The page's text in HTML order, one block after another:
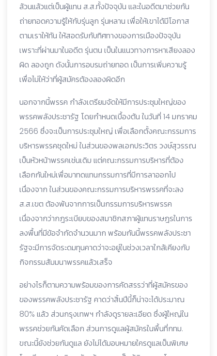
ล้วนแล้วแต่เป็นผู้แทน ส.ส.ทั้งปัจจุบัน และในอดีตมาช่วยกัน
ถ่ายทอดความรู้ให้กับรุ่นลูก รุ่นหลาน เพื่อให้เขาได้มีโอกาส
ตามเราให้ทัน ให้สอดรับกับทิศทางของการเมืองปัจจุบัน
เพราะที่ผ่านมาในอดีต รุ่นตน เป็นในแนวทางการหาเสียงลอง
ผิด ลองถูก ดังนั้นการอบรมถ่ายทอด เป็นการเพิ่มความรู้
เพื่อไม่ให้ว่าที่ผู้สมัครต้องลองผิดอีก
นอกจากนี้พรรค กำลังเตรียมจัดให้มีการประชุมใหญ่ของ
พรรคพลังประชารัฐ โดยกำหนดเบื้องต้น ในวันที่ 14 มกราคม
2566 ซึ่งจะเป็นการประชุมใหญ่ เพื่อเลือกตั้งคณะกรรมการ
บริหารพรรคชุดใหม่ ในส่วนของพลเอกประวิตร วงษ์สุวรรณ
เป็นหัวหน้าพรรคเช่นเดิม แต่คณะกรรมการบริหารที่ต้อง
เลือกกันใหม่เพื่อมาทดแทนกรรมการที่มีการลาออกไป
เนื่องจาก ในส่วนของคณะกรรมการบริหารพรรคที่จะลง
ส.ส.เขต ต้องพ้นจากการเป็นกรรมการบริหารพรรค
เนื่องจากว่ากฎระเบียบของสมาชิกสภาผู้แทนราษฎรในการ
ลงพื้นที่มีข้อจำกัดจำนวนมาก พร้อมกันนี้พรรคพลังประชา
รัฐจะมีการจัดระดมทุนคาดว่าจะอยู่ในช่วงเวลาใกล้เคียงกับ
กิจกรรมสัมมนาพรรคแล้วเสร็จ
อย่างไรก็ตามความพร้อมของการคัดสรรว่าที่ผู้สมัครของ
ของพรรคพลังประชารัฐ คาดว่าสิ้นปีนี้ก็น่าจะได้ประมาณ
80% แล้ว ส่วนกรุงเทพฯ กำลังดูรายละเอียด ซึ่งผู้ใหญ่ใน
พรรคช่วยกันคัดเลือก ส่วนการดูแลผู้สมัครในพื้นที่กทม.
ขณะนี้ยังช่วยกันดูแล ยังไม่ได้มอบหมายใครดูแลเป็นพิเศษ